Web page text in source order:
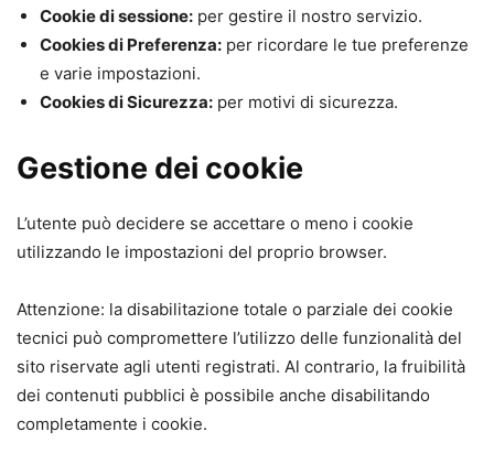
Cookie di sessione: per gestire il nostro servizio.
Cookies di Preferenza: per ricordare le tue preferenze
e varie impostazioni.
Cookies di Sicurezza: per motivi di sicurezza.
Gestione dei cookie
L’utente può decidere se accettare o meno i cookie
utilizzando le impostazioni del proprio browser.
Attenzione: la disabilitazione totale o parziale dei cookie
tecnici può compromettere l’utilizzo delle funzionalità del
sito riservate agli utenti registrati. Al contrario, la fruibilità
dei contenuti pubblici è possibile anche disabilitando
completamente i cookie.